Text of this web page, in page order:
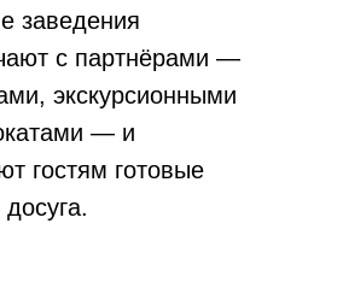
заведения
с партнёрами —
экскурсионными
— и
гостям готовые